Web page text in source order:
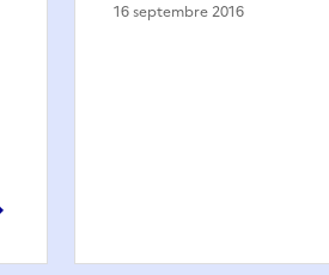
16 septembre 2016